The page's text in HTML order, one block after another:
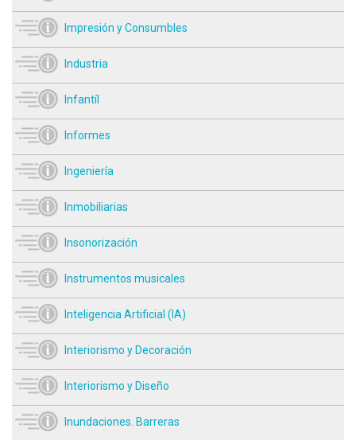
Impresión y Consumbles
Industria
Infantíl
Informes
Ingeniería
Inmobiliarias
Insonorización
Instrumentos musicales
Inteligencia Artificial (IA)
Interiorismo y Decoración
Interiorismo y Diseño
Inundaciones. Barreras